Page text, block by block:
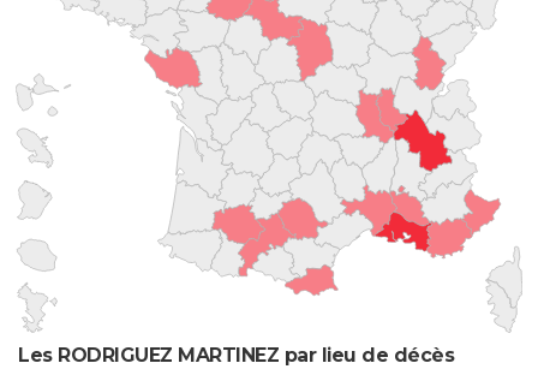
Les RODRIGUEZ MARTINEZ par lieu de décès